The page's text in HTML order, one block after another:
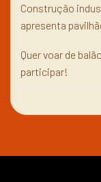
Construção
apresenta
Quer voar de
participar!